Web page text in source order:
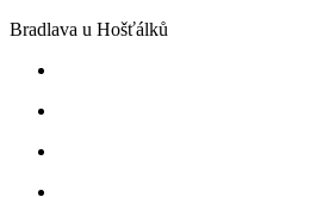
Bradlava u Hošťálků